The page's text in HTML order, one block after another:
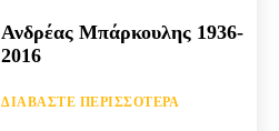
Ανδρέας Μπάρκουλης 1936-
2016
ΔΙΑΒΆΣΤΕ ΠΕΡΙΣΣΌΤΕΡΑ